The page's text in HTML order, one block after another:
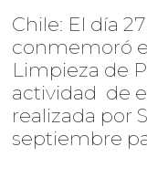
Chile: El día
conmemoró
Limpieza de
actividad de
realizada por
septiembre